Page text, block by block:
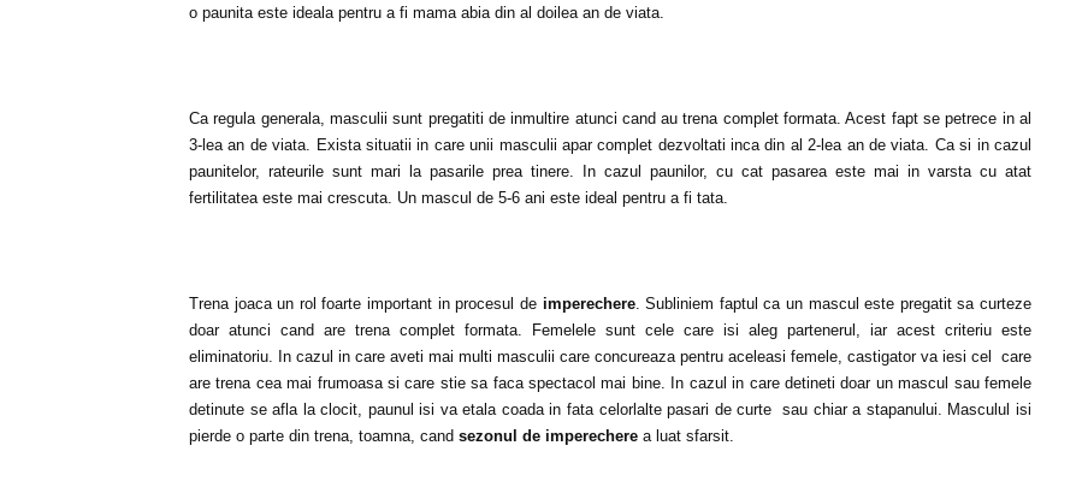
o paunita este ideala pentru a fi mama abia din al doilea an de viata.
Ca regula generala, masculii sunt pregatiti de inmultire atunci cand au trena complet formata. Acest fapt se petrece in al
3-lea an de viata. Exista situatii in care unii masculii apar complet dezvoltati inca din al 2-lea an de viata. Ca si in cazul
paunitelor, rateurile sunt mari la pasarile prea tinere. In cazul paunilor, cu cat pasarea este mai in varsta cu atat
fertilitatea este mai crescuta. Un mascul de 5-6 ani este ideal pentru a fi tata.
Trena joaca un rol foarte important in procesul de imperechere. Subliniem faptul ca un mascul este pregatit sa curteze
doar atunci cand are trena complet formata. Femelele sunt cele care isi aleg partenerul, iar acest criteriu este
eliminatoriu. In cazul in care aveti mai multi masculii care concureaza pentru aceleasi femele, castigator va iesi cel care
are trena cea mai frumoasa si care stie sa faca spectacol mai bine. In cazul in care detineti doar un mascul sau femele
detinute se afla la clocit, paunul isi va etala coada in fata celorlalte pasari de curte sau chiar a stapanului. Masculul isi
pierde o parte din trena, toamna, cand sezonul de imperechere a luat sfarsit.